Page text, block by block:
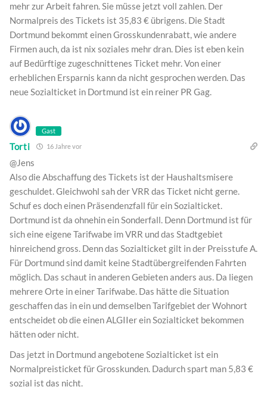
mehr zur Arbeit fahren. Sie müsse jetzt voll zahlen. Der
Normalpreis des Tickets ist 35,83 € übrigens. Die Stadt
Dortmund bekommt einen Grosskundenrabatt, wie andere
Firmen auch, da ist nix soziales mehr dran. Dies ist eben kein
auf Bedürftige zugeschnittenes Ticket mehr. Von einer
erheblichen Ersparnis kann da nicht gesprochen werden. Das
neue Sozialticket in Dortmund ist ein reiner PR Gag.
Gast
Torti 16 Jahre vor
@Jens
Also die Abschaffung des Tickets ist der Haushaltsmisere
geschuldet. Gleichwohl sah der VRR das Ticket nicht gerne.
Schuf es doch einen Präsendenzfall für ein Sozialticket.
Dortmund ist da ohnehin ein Sonderfall. Denn Dortmund ist für
sich eine eigene Tarifwabe im VRR und das Stadtgebiet
hinreichend gross. Denn das Sozialticket gilt in der Preisstufe A.
Für Dortmund sind damit keine Stadtübergreifenden Fahrten
möglich. Das schaut in anderen Gebieten anders aus. Da liegen
mehrere Orte in einer Tarifwabe. Das hätte die Situation
geschaffen das in ein und demselben Tarifgebiet der Wohnort
entscheidet ob die einen ALGIIer ein Sozialticket bekommen
hätten oder nicht.
Das jetzt in Dortmund angebotene Sozialticket ist ein
Normalpreisticket für Grosskunden. Dadurch spart man 5,83 €
sozial ist das nicht.